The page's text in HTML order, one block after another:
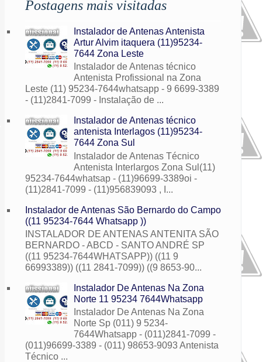
Postagens mais visitadas
Instalador de Antenas Antenista
Artur Alvim itaquera (11)95234-
7644 Zona Leste
Instalador de Antenas técnico
Antenista Profissional na Zona
Leste (11) 95234-7644whatsapp - 9 6699-3389
- (11)2841-7099 - Instalação de ...
Instalador de Antenas técnico
antenista Interlagos (11)95234-
7644 Zona Sul
Instalador de Antenas Técnico
Antenista Interlargos Zona Sul(11)
95234-7644whatsap - (11)96699-3389oi -
(11)2841-7099 - (11)956839093 , I...
Instalador de Antenas São Bernardo do Campo
((11 95234-7644 Whatsapp ))
INSTALADOR DE ANTENAS ANTENITA SÃO
BERNARDO - ABCD - SANTO ANDRÉ SP
((11 95234-7644WHATSAPP)) ((11 9
66993389)) ((11 2841-7099)) ((9 8653-90...
Instalador De Antenas Na Zona
Norte 11 95234 7644Whatsapp
Instalador De Antenas Na Zona
Norte Sp (011) 9 5234-
7644Whatsapp - (011)2841-7099 -
(011)96699-3389 - (011) 98653-9093 Antenista
Técnico ...